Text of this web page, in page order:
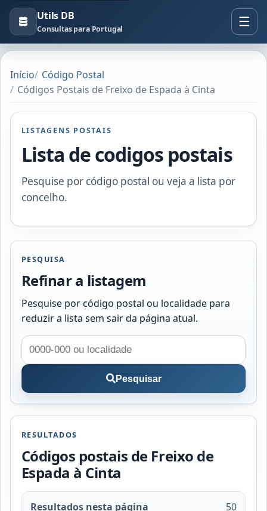
Utils DB
Consultas para Portugal
Início
Código Postal
Códigos Postais de Freixo de Espada à Cinta
LISTAGENS POSTAIS
Lista de codigos postais
Pesquise por código postal ou veja a lista por
concelho.
PESQUISA
Refinar a listagem
Pesquise por código postal ou localidade para
reduzir a lista sem sair da página atual.
Pesquisar
RESULTADOS
Códigos postais de Freixo de
Espada à Cinta
Resultados nesta página 50